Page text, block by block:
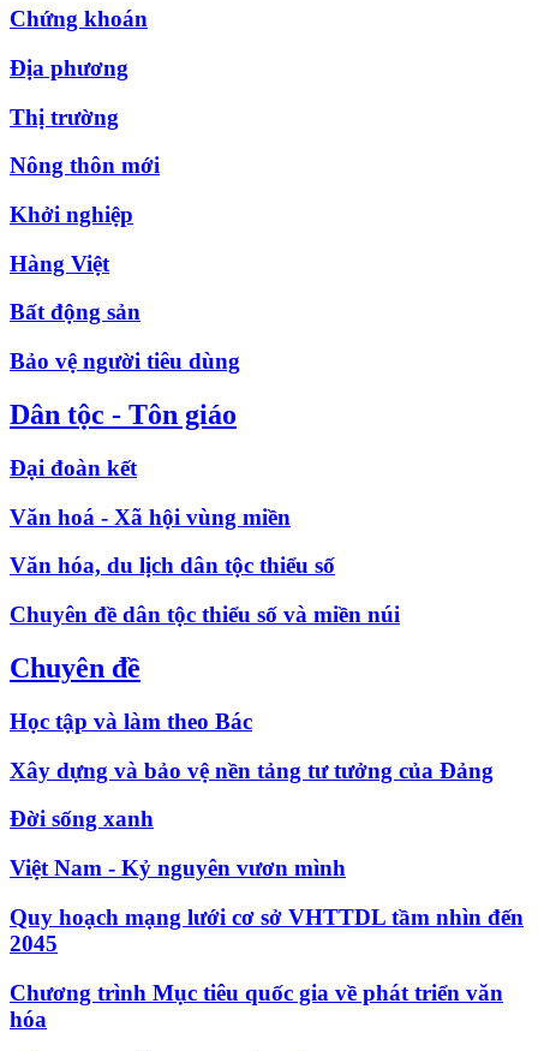
Chứng khoán
Địa phương
Thị trường
Nông thôn mới
Khởi nghiệp
Hàng Việt
Bất động sản
Bảo vệ người tiêu dùng
Dân tộc - Tôn giáo
Đại đoàn kết
Văn hoá - Xã hội vùng miền
Văn hóa, du lịch dân tộc thiểu số
Chuyên đề dân tộc thiểu số và miền núi
Chuyên đề
Học tập và làm theo Bác
Xây dựng và bảo vệ nền tảng tư tưởng của Đảng
Đời sống xanh
Việt Nam - Kỷ nguyên vươn mình
Quy hoạch mạng lưới cơ sở VHTTDL tầm nhìn đến
2045
Chương trình Mục tiêu quốc gia về phát triển văn
hóa